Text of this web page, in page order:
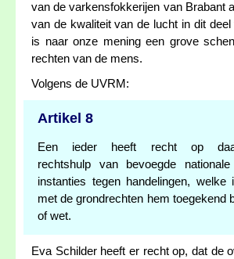
van de varkensfokkerijen van Brabant
van de kwaliteit van de lucht in dit deel
is naar onze mening een grove
rechten van de mens.
Volgens de UVRM:
Artikel 8
Een ieder heeft recht op
rechtshulp van bevoegde nationale
instanties tegen handelingen, welke
met de grondrechten hem toegekend
of wet.
Eva Schilder heeft er recht op, dat de